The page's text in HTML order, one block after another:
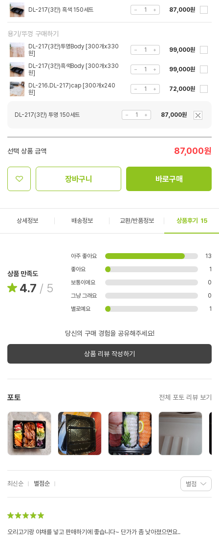
DL-217(3칸) 흑색 150세트 87,000원
용기/뚜껑 구매하기
DL-217(3칸)투명Body [300개x330
원]
99,000원
DL-217(3칸)흑색Body [300개x330
원]
99,000원
DL-216.DL-217)cap [300개x240
원]
72,000원
DL-217(3칸) 투명 150세트 87,000원
선택 상품 금액 87,000원
장바구니 바로구매
상세정보 배송정보 교환/반품정보 상품후기 15
상품 만족도
4.7 / 5
아주 좋아요
13
좋아요
1
보통이에요
0
그냥 그래요
0
별로예요
1
당신의 구매 경험을 공유해주세요!
상품 리뷰 작성하기
포토 전체 포토 리뷰 보기
최신순 별점순
오리고기랑 야채를 넣고 판매하기에 좋습니다~ 단가가 좀 낮아졌으면요..